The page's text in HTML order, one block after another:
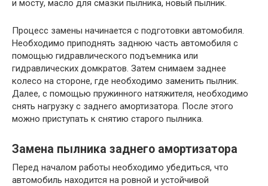
и мосту, масло для смазки пылника, новый пылник.
Процесс замены начинается с подготовки автомобиля.
Необходимо приподнять заднюю часть автомобиля с
помощью гидравлического подъемника или
гидравлических домкратов. Затем снимаем заднее
колесо на стороне, где необходимо заменить пылник.
Далее, с помощью пружинного натяжителя, необходимо
снять нагрузку с заднего амортизатора. После этого
можно приступать к снятию старого пылника.
Замена пылника заднего амортизатора
Перед началом работы необходимо убедиться, что
автомобиль находится на ровной и устойчивой